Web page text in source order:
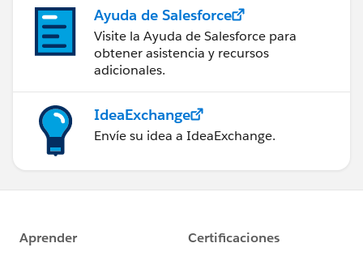
Ayuda de Salesforce
Visite la Ayuda de Salesforce para
obtener asistencia y recursos
adicionales.
IdeaExchange
Envíe su idea a IdeaExchange.